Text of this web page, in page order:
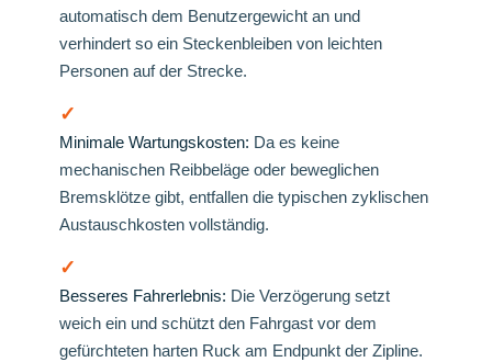
automatisch dem Benutzergewicht an und
verhindert so ein Steckenbleiben von leichten
Personen auf der Strecke.
✓
Minimale Wartungskosten: Da es keine
mechanischen Reibbeläge oder beweglichen
Bremsklötze gibt, entfallen die typischen zyklischen
Austauschkosten vollständig.
✓
Besseres Fahrerlebnis: Die Verzögerung setzt
weich ein und schützt den Fahrgast vor dem
gefürchteten harten Ruck am Endpunkt der Zipline.